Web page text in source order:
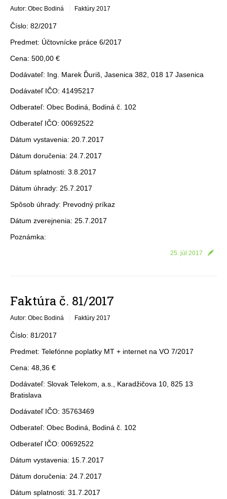
Autor: Obec Bodiná Faktúry 2017
Číslo: 82/2017
Predmet: Účtovnícke práce 6/2017
Cena: 500,00 €
Dodávateľ: Ing. Marek Ďuriš, Jasenica 382, 018 17 Jasenica
Dodávateľ IČO: 41495217
Odberateľ: Obec Bodiná, Bodiná č. 102
Odberateľ IČO: 00692522
Dátum vystavenia: 20.7.2017
Dátum doručenia: 24.7.2017
Dátum splatnosti: 3.8.2017
Dátum úhrady: 25.7.2017
Spôsob úhrady: Prevodný príkaz
Dátum zverejnenia: 25.7.2017
Poznámka:
25. júl 2017
Faktúra č. 81/2017
Autor: Obec Bodiná Faktúry 2017
Číslo: 81/2017
Predmet: Telefónne poplatky MT + internet na VO 7/2017
Cena: 48,36 €
Dodávateľ: Slovak Telekom, a.s., Karadžičova 10, 825 13
Bratislava
Dodávateľ IČO: 35763469
Odberateľ: Obec Bodiná, Bodiná č. 102
Odberateľ IČO: 00692522
Dátum vystavenia: 15.7.2017
Dátum doručenia: 24.7.2017
Dátum splatnosti: 31.7.2017